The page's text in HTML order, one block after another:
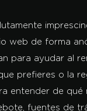
web de forma
para ayudar al
prefieres o la
entender de
fuentes de